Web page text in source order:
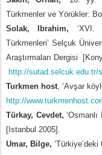
Türkmenler ve Yörükler:
Solak, Ibrahim, ‘XVI.
Türkmenleri’ Selçuk
Araştırmaları Dergisi
http://sutad.selcuk.edu.tr/
Turkmen host, ‘Avşar
http://
Türkay, Cevdet,
[Istanbul 2005].
Umar, Bilge,